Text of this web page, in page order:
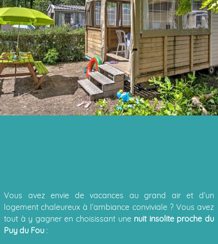
Vous avez envie de vacances au grand air et d’un
logement chaleureux à l’ambiance conviviale ? Vous avez
tout à y gagner en choisissant une nuit insolite proche du
Puy du Fou :